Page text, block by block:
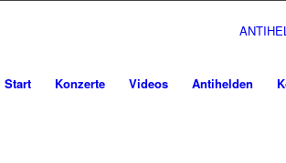
Start Konzerte Videos Antihelden